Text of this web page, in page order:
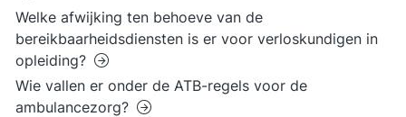
Welke afwijking ten behoeve van de
bereikbaarheidsdiensten is er voor verloskundigen in
opleiding?
Wie vallen er onder de ATB-regels voor de
ambulancezorg?